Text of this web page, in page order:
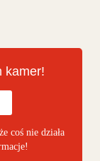
kamer!
coś nie działa